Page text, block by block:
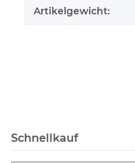
Artikelgewicht:
Schnellkauf